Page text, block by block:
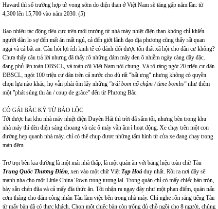
Havard thì số trường hợp tử vong sớm do điện than ở Việt Nam sẽ tăng gấp năm lần: từ
4,300 lên 15,700 vào năm 2030. (5)
Bao nhiêu tác động tiêu cực trên môi trường từ nhà máy nhiệt điện than không chỉ khiến
người dân lo sợ đến mất ăn mất ngủ, cả đến giới lãnh đạo địa phương cũng thấy rất quan
ngại và cả bất an. Câu hỏi lợi ích kinh tế có đánh đổi được tổn thất xã hội cho dân cư không?
Chưa thấy câu trả lời nhưng đã thấy rõ những đám mây đen ô nhiễm ngày càng dầy đặc,
đang phủ lên toàn ĐBSCL, và toàn cõi Việt Nam nói chung. Và rõ ràng ngót 20 triệu cư dân
ĐBSCL, ngót 100 triệu cư dân trên cả nước cho dù rất "bất ưng" nhưng không có quyền
chọn lựa nào khác, họ vẫn phải ôm lấy những "trái bom nổ chậm / time bombs" như thêm
một "phát súng thi ân / coup de grâce" đến từ Phương Bắc.
CÔ GÁI BẮC KỲ TỪ BẢO LỘC
Tới được hai khu nhà máy nhiệt điện Duyên Hải thì trời đã sẩm tối, nhưng bên trong khu
nhà máy thì đèn điện sáng choang và các ổ máy vẫn ầm ì hoạt động. Xe chạy trên một con
đường hẹp quanh nhà máy, chỉ có thể chụp được những tấm hình từ cửa xe đang chạy trong
màn đêm.
Trơ trọi bên kia đường là một mái nhà thấp, là một quán ăn với bảng hiệu toàn chữ Tàu
Trung Quốc Thương Điếm , xen vào một chữ Việt Tạp Hoá duy nhất. Rồi ra nơi đây sẽ
manh nha cho một Little China Town trong tương lai. Trong quán chỉ có mấy chiếc bàn tròn,
bày sẵn chén đũa và cả mấy đĩa thức ăn. Tôi nhận ra ngay đây như một phạn điếm, quán nấu
cơm tháng cho đám công nhân Tàu làm việc bên trong nhà máy. Chỉ nghe rổn rảng tiếng Tàu
từ mấy bàn đã có thực khách. Chọn một chiếc bàn còn trống đủ chỗ ngồi cho 8 người, chúng